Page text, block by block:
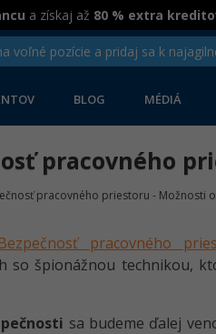
a získaj až 80 % extra
voľné pozície a pridaj sa k
BLOG MÉDIÁ
pracovného
pracovného priestoru - Možnosti
Bezpečnosť pracovného
so špionážnou technikou,
sa budeme ďalej